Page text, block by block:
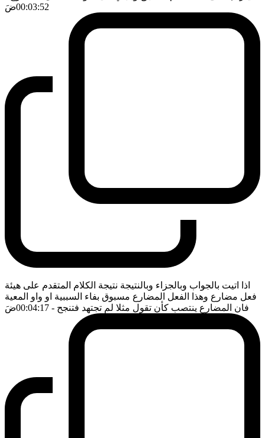
00:03:52ضَ
اذا اتيت بالجواب وبالجزاء وبالنتيجة نتيجة الكلام المتقدم على هيئة
فعل مضارع وهذا الفعل المضارع مسبوق بفاء السببية او واو المعية
فان المضارع ينتصب كأن تقول مثلا لم تجتهد فتنجح - 00:04:17 ضَ